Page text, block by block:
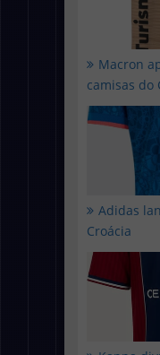
Macron
camisas do
Adidas
Croácia